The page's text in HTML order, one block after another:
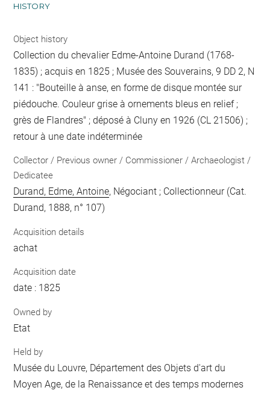
HISTORY
Object history
Collection du chevalier Edme-Antoine Durand (1768-
1835) ; acquis en 1825 ; Musée des Souverains, 9 DD 2, N
141 : "Bouteille à anse, en forme de disque montée sur
piédouche. Couleur grise à ornements bleus en relief ;
grès de Flandres" ; déposé à Cluny en 1926 (CL 21506) ;
retour à une date indéterminée
Collector / Previous owner / Commissioner / Archaeologist /
Dedicatee
Durand, Edme, Antoine, Négociant ; Collectionneur (Cat.
Durand, 1888, n° 107)
Acquisition details
achat
Acquisition date
date : 1825
Owned by
Etat
Held by
Musée du Louvre, Département des Objets d'art du
Moyen Age, de la Renaissance et des temps modernes